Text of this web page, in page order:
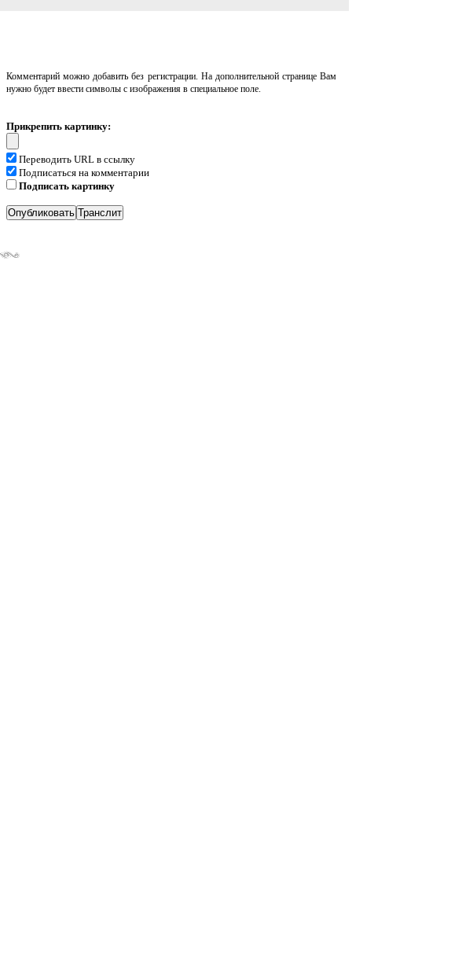
Комментарий можно добавить без регистрации. На дополнительной странице Вам
нужно будет ввести символы с изображения в специальное поле.
Прикрепить картинку:
Переводить URL в ссылку
Подписаться на комментарии
Подписать картинку